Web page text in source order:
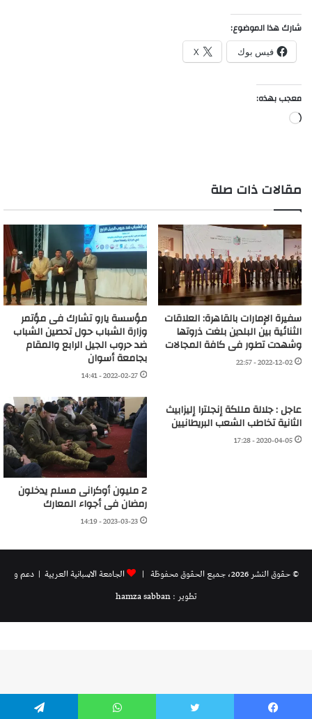
شارك هذا الموضوع:
فيس بوك X
معجب بهذه:
جاري
مقالات ذات صلة
سفيرة الإمارات بالقاهرة: العلاقات
الثنائية بين البلدين بلغت ذروتها
وشهدت تطور فى كافة المجالات
2022-12-02 - 22:57
مؤسسة يارو تشارك فى مؤتمر
وزارة الشباب حول تحصين الشباب
ضد حروب الجيل الرابع والمقام
بجامعة أسوان
2022-02-27 - 14:41
عاجل : جلالة مللكة إنجلترا إليزابيث
الثانية تخاطب الشعب البريطانيين
2020-04-05 - 17:28
2 مليون أوكرانى مسلم يدخلون
رمضان فى أجواء المعارك
2023-03-23 - 14:19
© حقوق النشر 2026، جميع الحقوق محفوظة | الجامعة الاسبانية العريية | دعم و
تطوير : hamza sabban